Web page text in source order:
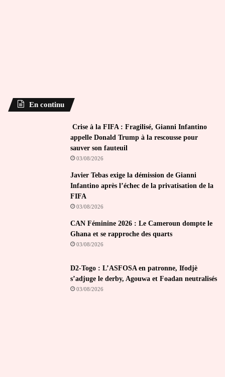
En continu
Crise à la FIFA : Fragilisé, Gianni Infantino
appelle Donald Trump à la rescousse pour
sauver son fauteuil
03/08/2026
Javier Tebas exige la démission de Gianni
Infantino après l’échec de la privatisation de la
FIFA
03/08/2026
CAN Féminine 2026 : Le Cameroun dompte le
Ghana et se rapproche des quarts
03/08/2026
D2-Togo : L’ASFOSA en patronne, Ifodjè
s’adjuge le derby, Agouwa et Foadan neutralisés
03/08/2026